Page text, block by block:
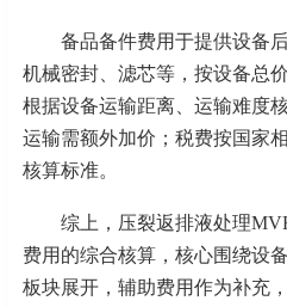
备品备件费用于提供设备
机械密封、滤芯等，按设备总
根据设备运输距离、运输难度
运输需额外加价；税费按国家
核算标准。
综上，压裂返排液处理
费用的综合核算，核心围绕设
板块展开，辅助费用作为补充